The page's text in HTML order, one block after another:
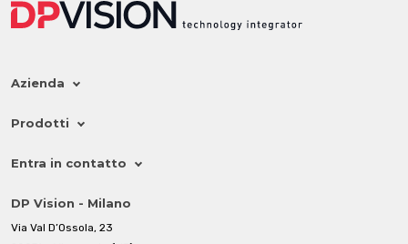
Azienda
Prodotti
Entra in contatto
DP Vision - Milano
Via Val D’Ossola, 23